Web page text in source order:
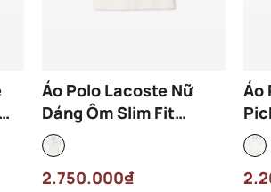
Áo Polo Lacoste Nữ
Dáng Ôm Slim Fit
DF7107-00-IRQ Màu
Trắng
2.750.000₫
Áo